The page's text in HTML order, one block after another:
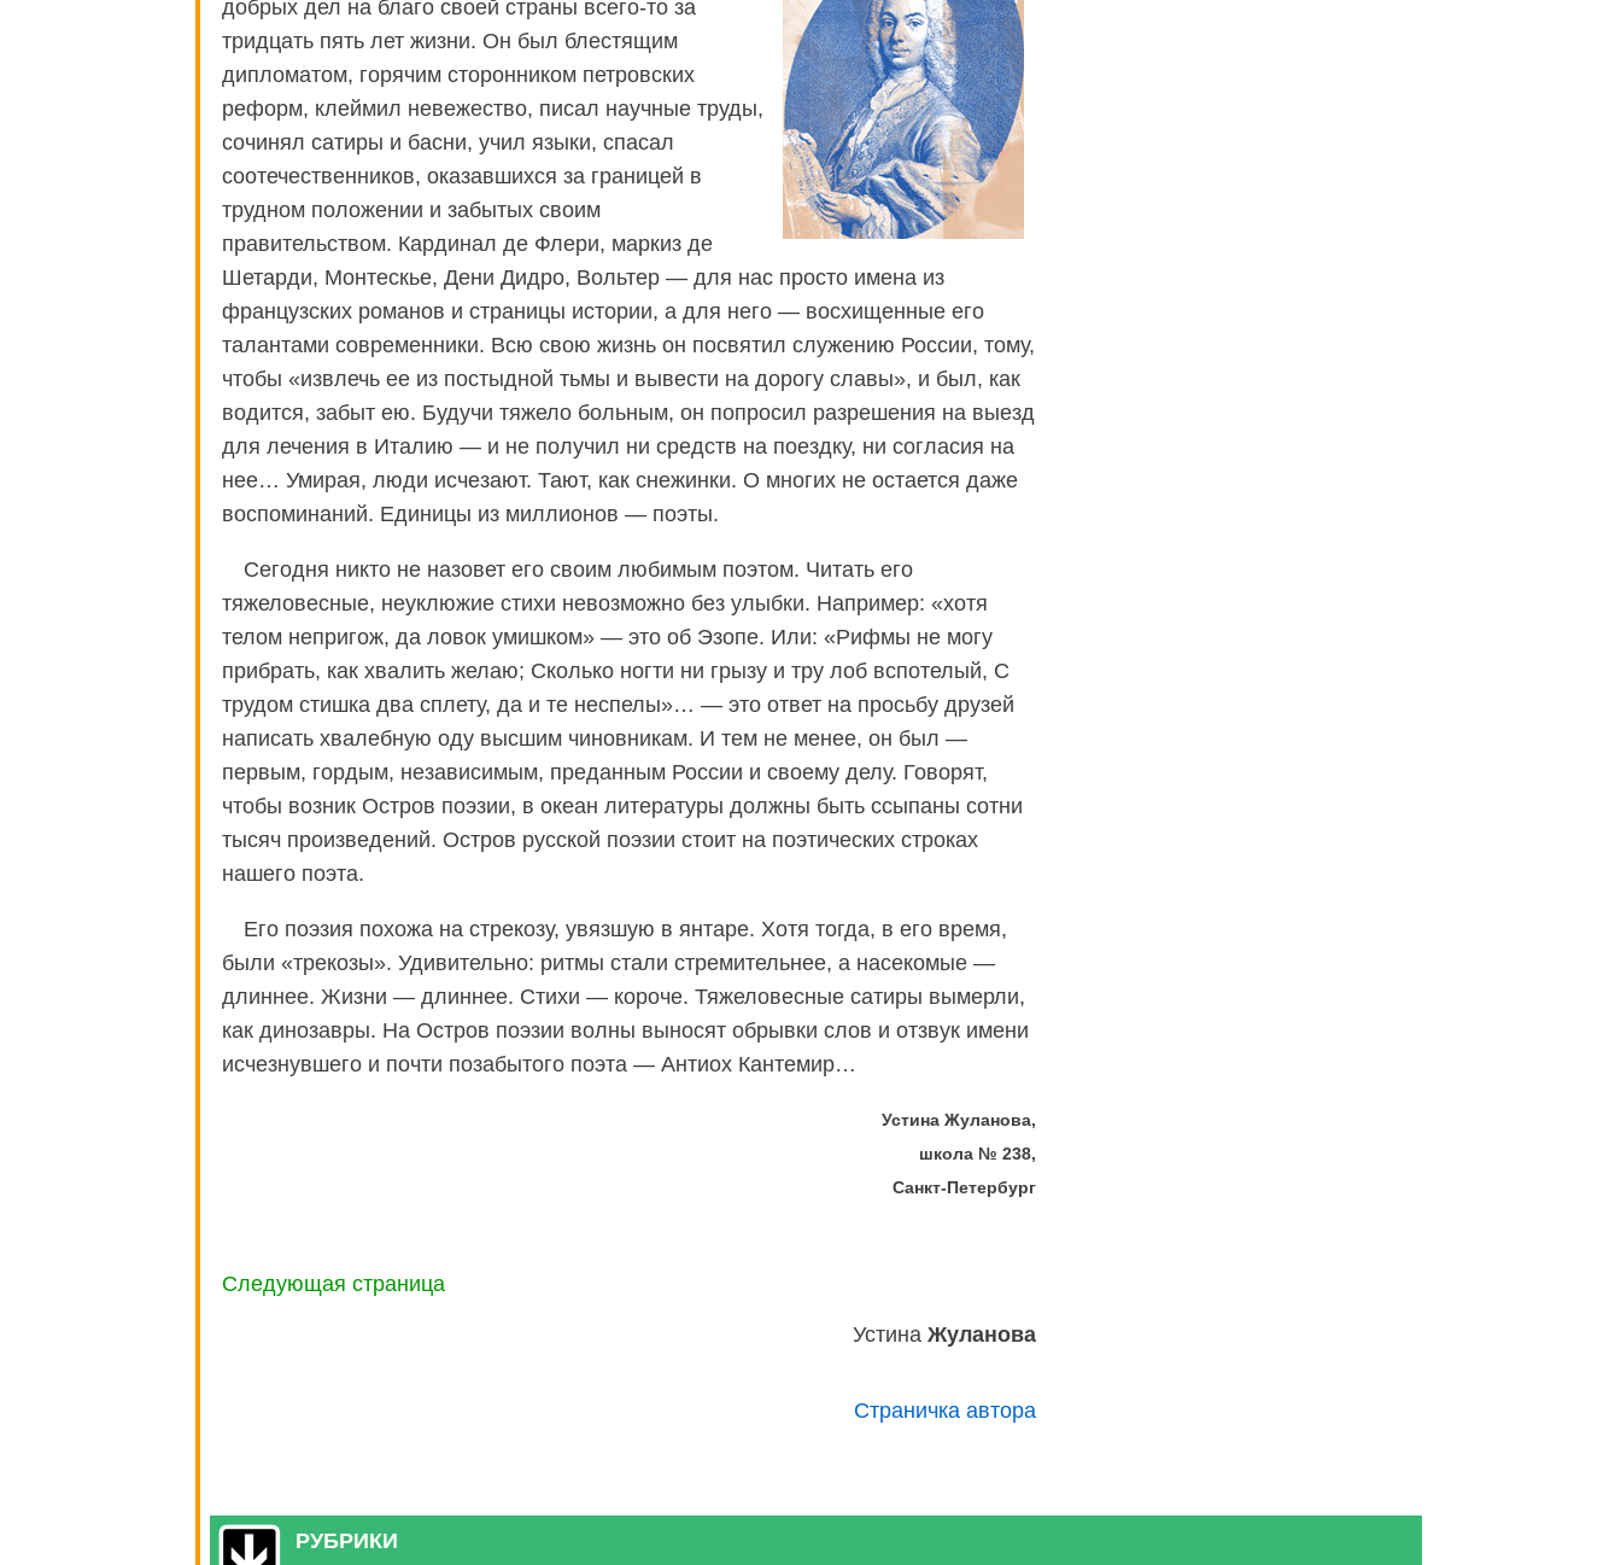
добрых дел на благо своей страны всего-то за
тридцать пять лет жизни. Он был блестящим
дипломатом, горячим сторонником петровских
реформ, клеймил невежество, писал научные труды,
сочинял сатиры и басни, учил языки, спасал
соотечественников, оказавшихся за границей в
трудном положении и забытых своим
правительством. Кардинал де Флери, маркиз де
Шетарди, Монтескье, Дени Дидро, Вольтер — для нас просто имена из
французских романов и страницы истории, а для него — восхищенные его
талантами современники. Всю свою жизнь он посвятил служению России, тому,
чтобы «извлечь ее из постыдной тьмы и вывести на дорогу славы», и был, как
водится, забыт ею. Будучи тяжело больным, он попросил разрешения на выезд
для лечения в Италию — и не получил ни средств на поездку, ни согласия на
нее… Умирая, люди исчезают. Тают, как снежинки. О многих не остается даже
воспоминаний. Единицы из миллионов — поэты.
Сегодня никто не назовет его своим любимым поэтом. Читать его
тяжеловесные, неуклюжие стихи невозможно без улыбки. Например: «хотя
телом непригож, да ловок умишком» — это об Эзопе. Или: «Рифмы не могу
прибрать, как хвалить желаю; Сколько ногти ни грызу и тру лоб вспотелый, С
трудом стишка два сплету, да и те неспелы»… — это ответ на просьбу друзей
написать хвалебную оду высшим чиновникам. И тем не менее, он был —
первым, гордым, независимым, преданным России и своему делу. Говорят,
чтобы возник Остров поэзии, в океан литературы должны быть ссыпаны сотни
тысяч произведений. Остров русской поэзии стоит на поэтических строках
нашего поэта.
Его поэзия похожа на стрекозу, увязшую в янтаре. Хотя тогда, в его время,
были «трекозы». Удивительно: ритмы стали стремительнее, а насекомые —
длиннее. Жизни — длиннее. Стихи — короче. Тяжеловесные сатиры вымерли,
как динозавры. На Остров поэзии волны выносят обрывки слов и отзвук имени
исчезнувшего и почти позабытого поэта — Антиох Кантемир…
Устина Жуланова,
школа № 238,
Санкт-Петербург
Следующая страница
УстинаЖуланова
Страничка автора
РУБРИКИ